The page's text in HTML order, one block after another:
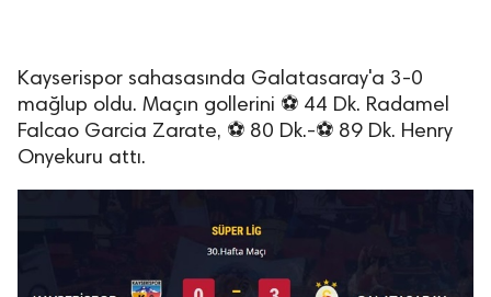
Kayserispor sahasasında Galatasaray'a 3-0
mağlup oldu. Maçın gollerini ⚽ 44 Dk. Radamel
Falcao Garcia Zarate, ⚽ 80 Dk.-⚽ 89 Dk. Henry
Onyekuru attı.